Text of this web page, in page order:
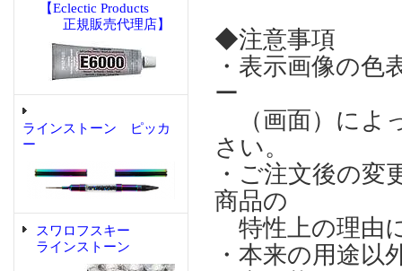
【Eclectic Products
正規販売代理店】
ラインストーン ピッカ
ー
スワロフスキー
ラインストーン
◆注意事項
・表示画像の
ー
（画面）によ
さい。
・ご注文後の
商品の
特性上の理由
・本来の用途